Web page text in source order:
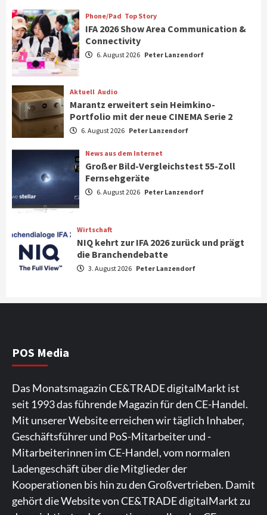
7
1
Aktuell Gaming
Steigende Hardware-Preise: Mehr als ein
Drittel der Gamer verschiebt Käufe
2
Phone/Pad Top Story
IFA 2026 Show Area Communication &
Aktuell Audio
Marantz erweitert sein Heimkino-
Portfolio mit der neue CINEMA Serie 2
News aus dem Internet
Großer Bild-Vergleichstest 55-Zoll
Fernsehgeräte
5
6
CHERRY baut Vertriebsteam in
strategisch wichtigen Märkten aus
7
Smart Living Top Story
Verbraucher setzen immer mehr auf
Klimageräte und Ventilatoren
Phone/Pad Top Story
IFA 2026 Show Area Communication &
Connectivity
6. August 2026 Peter Lanzendorf
Aktuell Audio
Marantz erweitert sein Heimkino-
Portfolio mit der neue CINEMA Serie 2
6. August 2026 Peter Lanzendorf
News aus dem Internet
Großer Bild-Vergleichstest 55-Zoll
Fernsehgeräte
6. August 2026 Peter Lanzendorf
Wirtschaft
NIQ kehrt zur IFA 2026 zurück und prägt
die Branchendebatte
3. August 2026 Peter Lanzendorf
POS Media
Das Monatsmagazin CE&TRADE digitalMarkt ist
seit 1993 das führende Magazin für den CE-Handel.
Mit unserer Website erreichen wir täglich Inhaber,
Geschäftsführer und PoS-Mitarbeiter und -
Mitarbeiterinnen im CE-Handel, vom normalen
Ladengeschäft über die Mitglieder der
Kooperationen bis hin zu den Großvertrieben. Damit
gehört die Website von CE&TRADE digitalMarkt zu